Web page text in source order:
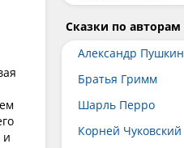
и
Сказки по авторам
Александр Пушкин
Братья Гримм
Шарль Перро
Корней Чуковский